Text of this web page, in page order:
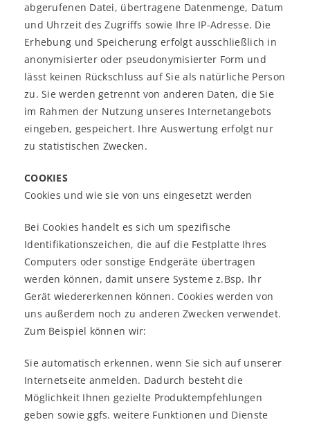
abgerufenen Datei, übertragene Datenmenge, Datum
und Uhrzeit des Zugriffs sowie Ihre IP-Adresse. Die
Erhebung und Speicherung erfolgt ausschließlich in
anonymisierter oder pseudonymisierter Form und
lässt keinen Rückschluss auf Sie als natürliche Person
zu. Sie werden getrennt von anderen Daten, die Sie
im Rahmen der Nutzung unseres Internetangebots
eingeben, gespeichert. Ihre Auswertung erfolgt nur
zu statistischen Zwecken.
COOKIES
Cookies und wie sie von uns eingesetzt werden
Bei Cookies handelt es sich um spezifische
Identifikationszeichen, die auf die Festplatte Ihres
Computers oder sonstige Endgeräte übertragen
werden können, damit unsere Systeme z.Bsp. Ihr
Gerät wiedererkennen können. Cookies werden von
uns außerdem noch zu anderen Zwecken verwendet.
Zum Beispiel können wir:
Sie automatisch erkennen, wenn Sie sich auf unserer
Internetseite anmelden. Dadurch besteht die
Möglichkeit Ihnen gezielte Produktempfehlungen
geben sowie ggfs. weitere Funktionen und Dienste